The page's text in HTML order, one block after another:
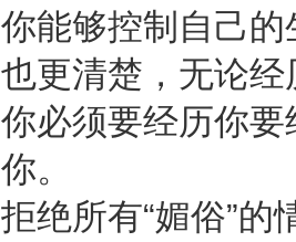
你能够控制自己
也更清楚，无论
你必须要经历你
你。
拒绝所有“媚俗”